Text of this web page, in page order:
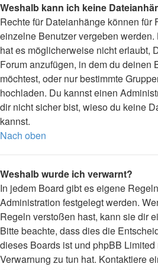
Weshalb kann ich keine
Rechte für Dateianhänge können für
einzelne Benutzer vergeben
hat es möglicherweise nicht erlaubt,
Forum anzufügen, in dem du deinen
möchtest, oder nur bestimmte
hochladen. Du kannst einen
dir nicht sicher bist, wieso du keine
kannst.
Nach oben
Weshalb wurde ich verwarnt?
In jedem Board gibt es eigene
Administration festgelegt werden.
Regeln verstoßen hast, kann sie dir
Bitte beachte, dass dies die
dieses Boards ist und phpBB
Verwarnung zu tun hat. Kontaktiere